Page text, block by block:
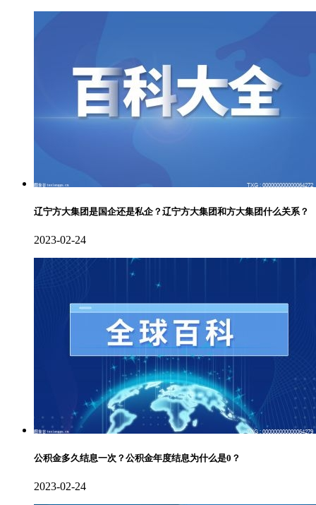
辽宁方大集团是国企还是私企？辽宁方大集团和方大集团什么关系？
2023-02-24
公积金多久结息一次？公积金年度结息为什么是0？
2023-02-24